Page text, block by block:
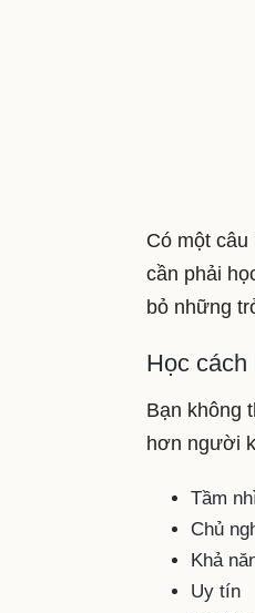
Có một
cần phải
bỏ những
Học cách
Bạn không
hơn người
Tầm
Chủ
Khả
Uy tín